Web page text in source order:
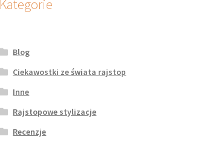
Kategorie
Blog
Ciekawostki ze świata rajstop
Inne
Rajstopowe stylizacje
Recenzje